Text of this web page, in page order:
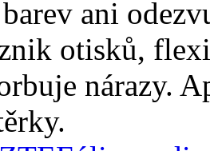
ani
otisků,
nárazy.